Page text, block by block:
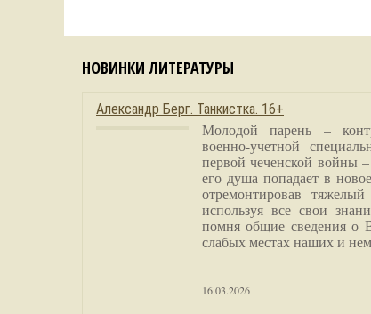
НОВИНКИ ЛИТЕРАТУРЫ
Александр Берг. Танкистка. 16+
Молодой парень –
военно-учетной
первой чеченской войны
его душа попадает в
отремонтировав
используя все свои
помня общие сведения о
слабых местах наших и
16.03.2026